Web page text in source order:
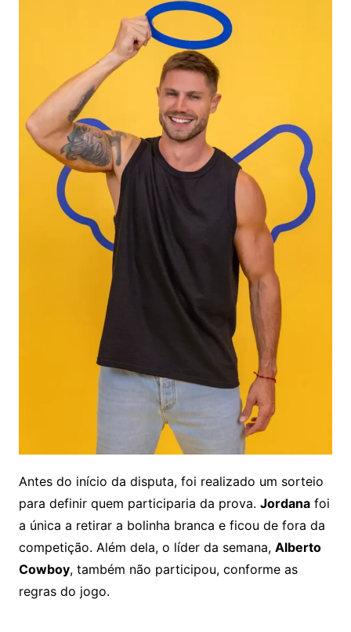
Antes do início da disputa, foi realizado um sorteio
para definir quem participaria da prova. Jordanafoi
a única a retirar a bolinha branca e ficou de fora da
competição. Além dela, o líder da semana, Alberto
Cowboy, também não participou, conforme as
regras do jogo.